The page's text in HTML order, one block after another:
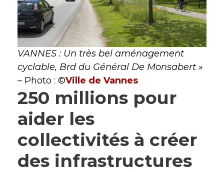
VANNES : Un très bel aménagement
cyclable, Brd du Général De Monsabert »
– Photo : ©Ville de Vannes
250 millions pour
aider les
collectivités à créer
des infrastructures